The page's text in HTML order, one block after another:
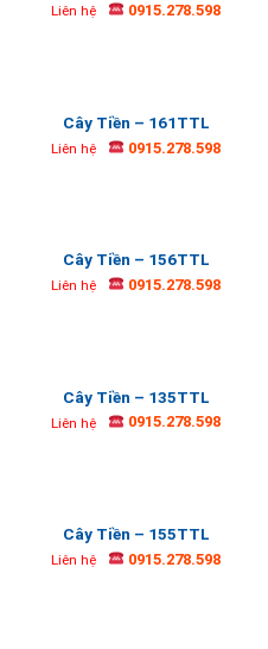
Liên hệ 0915.278.598
Cây Tiền – 161TTL
Liên hệ 0915.278.598
Cây Tiền – 156TTL
Liên hệ 0915.278.598
Cây Tiền – 135TTL
Liên hệ 0915.278.598
Cây Tiền – 155TTL
Liên hệ 0915.278.598